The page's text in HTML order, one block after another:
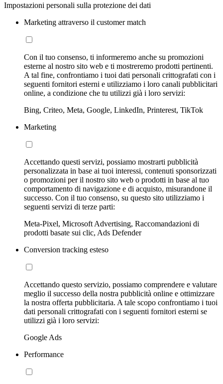
Impostazioni personali sulla protezione dei dati
Marketing attraverso il customer match
Con il tuo consenso, ti informeremo anche su promozioni
esterne al nostro sito web e ti mostreremo prodotti pertinenti.
A tal fine, confrontiamo i tuoi dati personali crittografati con i
seguenti fornitori esterni e utilizziamo i loro canali pubblicitari
online, a condizione che tu utilizzi già i loro servizi:
Bing, Criteo, Meta, Google, LinkedIn, Printerest, TikTok
Marketing
Accettando questi servizi, possiamo mostrarti pubblicità
personalizzata in base ai tuoi interessi, contenuti sponsorizzati
o promozioni per il nostro sito web o prodotti in base al tuo
comportamento di navigazione e di acquisto, misurandone il
successo. Con il tuo consenso, su questo sito utilizziamo i
seguenti servizi di terze parti:
Meta-Pixel, Microsoft Advertising, Raccomandazioni di
prodotti basate sui clic, Ads Defender
Conversion tracking esteso
Accettando questo servizio, possiamo comprendere e valutare
meglio il successo della nostra pubblicità online e ottimizzare
la nostra offerta pubblicitaria. A tale scopo confrontiamo i tuoi
dati personali crittografati con i seguenti fornitori esterni se
utilizzi già i loro servizi:
Google Ads
Performance